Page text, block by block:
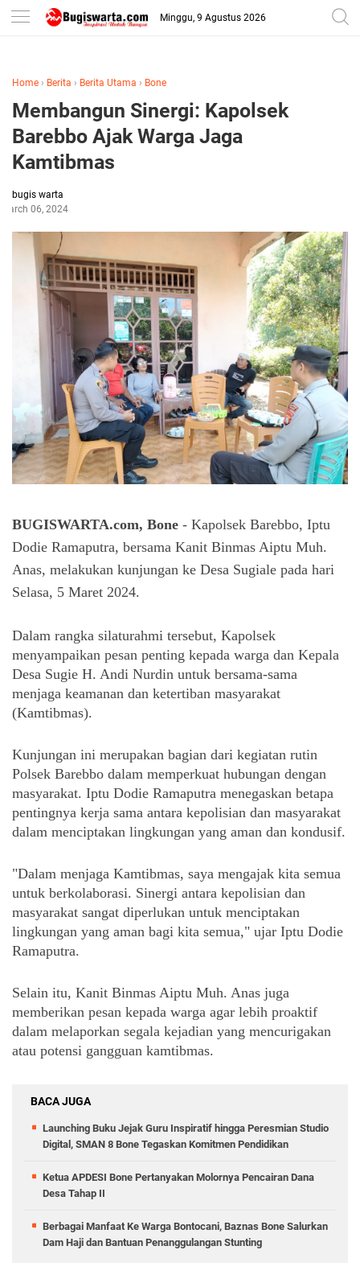
-->
Minggu, 9 Agustus 2026
Home › Berita › Berita Utama › Bone
Membangun Sinergi: Kapolsek
Barebbo Ajak Warga Jaga
Kamtibmas
bugis warta
March 06, 2024
BUGISWARTA.com, Bone - Kapolsek Barebbo, Iptu
Dodie Ramaputra, bersama Kanit Binmas Aiptu Muh.
Anas, melakukan kunjungan ke Desa Sugiale pada hari
Selasa, 5 Maret 2024.
Dalam rangka silaturahmi tersebut, Kapolsek
menyampaikan pesan penting kepada warga dan Kepala
Desa Sugie H. Andi Nurdin untuk bersama-sama
menjaga keamanan dan ketertiban masyarakat
(Kamtibmas).
Kunjungan ini merupakan bagian dari kegiatan rutin
Polsek Barebbo dalam memperkuat hubungan dengan
masyarakat. Iptu Dodie Ramaputra menegaskan betapa
pentingnya kerja sama antara kepolisian dan masyarakat
dalam menciptakan lingkungan yang aman dan kondusif.
"Dalam menjaga Kamtibmas, saya mengajak kita semua
untuk berkolaborasi. Sinergi antara kepolisian dan
masyarakat sangat diperlukan untuk menciptakan
lingkungan yang aman bagi kita semua," ujar Iptu Dodie
Ramaputra.
Selain itu, Kanit Binmas Aiptu Muh. Anas juga
memberikan pesan kepada warga agar lebih proaktif
dalam melaporkan segala kejadian yang mencurigakan
atau potensi gangguan kamtibmas.
BACA JUGA
Launching Buku Jejak Guru Inspiratif hingga Peresmian Studio
Digital, SMAN 8 Bone Tegaskan Komitmen Pendidikan
Ketua APDESI Bone Pertanyakan Molornya Pencairan Dana
Desa Tahap II
Berbagai Manfaat Ke Warga Bontocani, Baznas Bone Salurkan
Dam Haji dan Bantuan Penanggulangan Stunting